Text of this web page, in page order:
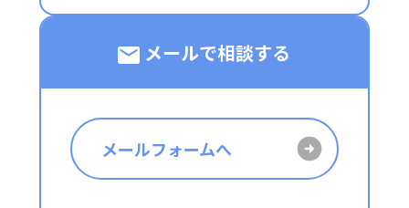
メールで相談する
メールフォームへ